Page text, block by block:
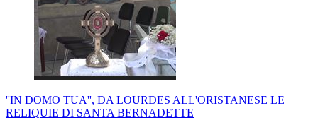
''IN DOMO TUA'', DA LOURDES ALL'ORISTANESE LE
RELIQUIE DI SANTA BERNADETTE